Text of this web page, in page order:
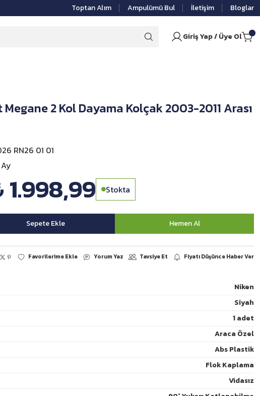
Toptan Alım Ampulümü Bul İletişim Bloglar
Giriş Yap / Üye Ol
2 Kol Dayama Kolçak 2003-2011 Arası
RN26 01 01
Ay
1.998,99 Stokta
Sepete Ekle Hemen Al
Yorum Yaz
Niken
Siyah
1 adet
Araca Özel
Abs Plastik
Flok Kaplama
Vidasız